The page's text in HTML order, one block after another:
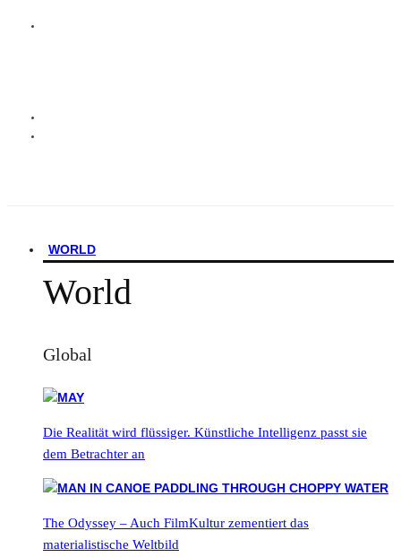
WORLD
World
Global
Die Realität wird flüssiger. Künstliche Intelligenz passt sie
dem Betrachter an
The Odyssey – Auch FilmKultur zementiert das
materialistische Weltbild